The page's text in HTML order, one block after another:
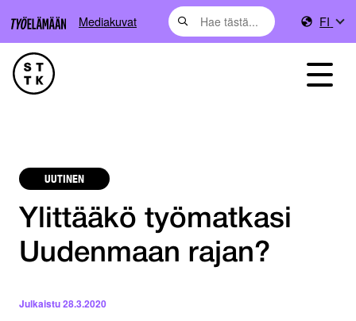
Mediakuvat FI
UUTINEN
Ylittääkö työmatkasi
Uudenmaan rajan?
Julkaistu28.3.2020